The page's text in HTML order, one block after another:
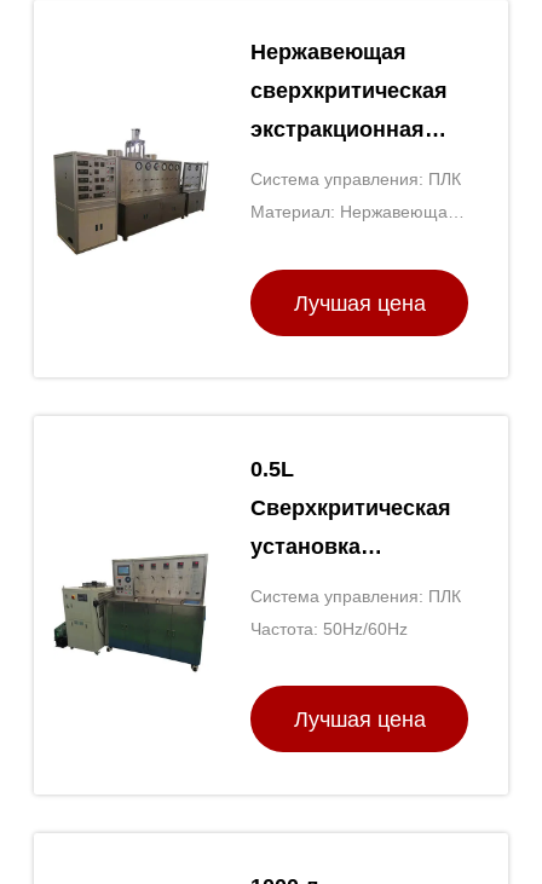
Нержавеющая
сверхкритическая
экстракционная
машина для
углекислого газа
Система управления: ПЛК
Материал: Нержавеющая
Лучшая цена
0.5L
Сверхкритическая
установка
экстракции СО2
110V/220V СО2
машина
Система управления: ПЛК
Частота: 50Hz/60Hz
Лучшая цена